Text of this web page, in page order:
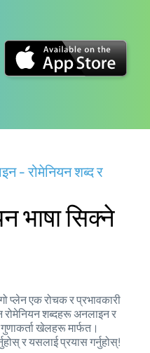
- रोमेनियन शब्द र
भाषा सिक्ने
प्लेन एक रोचक र प्रभावकारी
रोमेनियन शब्दहरू अनलाइन र
खेलहरू मार्फत।
र यसलाई प्रयास गर्नुहोस्!